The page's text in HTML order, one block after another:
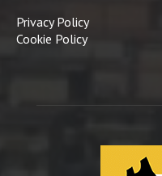
Privacy Policy
Cookie Policy